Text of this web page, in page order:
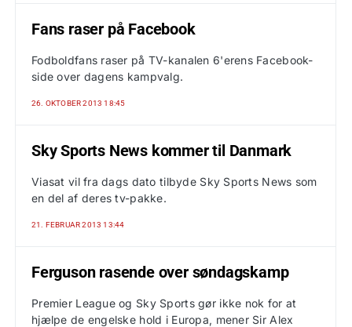
Fans raser på Facebook
Fodboldfans raser på TV-kanalen 6'erens Facebook-
side over dagens kampvalg.
26. OKTOBER 2013 18:45
Sky Sports News kommer til Danmark
Viasat vil fra dags dato tilbyde Sky Sports News som
en del af deres tv-pakke.
21. FEBRUAR 2013 13:44
Ferguson rasende over søndagskamp
Premier League og Sky Sports gør ikke nok for at
hjælpe de engelske hold i Europa, mener Sir Alex